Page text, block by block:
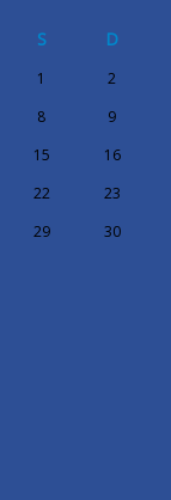
S D
1
2
8
9
15
16
22
23
29
30